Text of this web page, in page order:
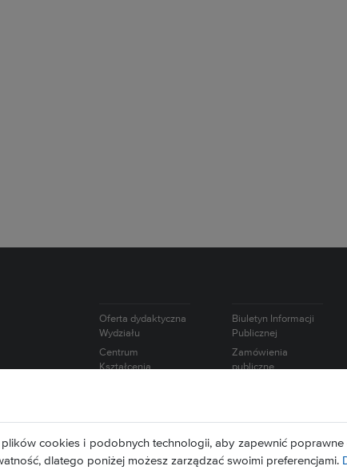
Oferta dydaktyczna
Wydziału
Centrum
Kształcenia
Wychowania
Fizycznego i Sportu
Biuletyn Informacji
Publicznej
Zamówienia
publiczne
Wybory
Europejska Karta
Naukowca
cookies i podobnych technologii, aby zapewnić poprawne
dlatego poniżej możesz zarządzać swoimi preferencjami.